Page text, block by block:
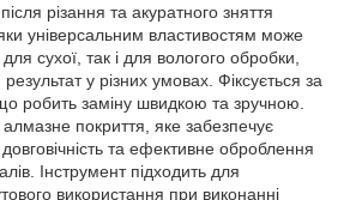
різання та акуратного зняття
універсальним властивостям може
сухої, так і для вологого обробки,
у різних умовах. Фіксується за
робить заміну швидкою та зручною.
покриття, яке забезпечує
довговічність та ефективне оброблення
Інструмент підходить для
використання при виконанні